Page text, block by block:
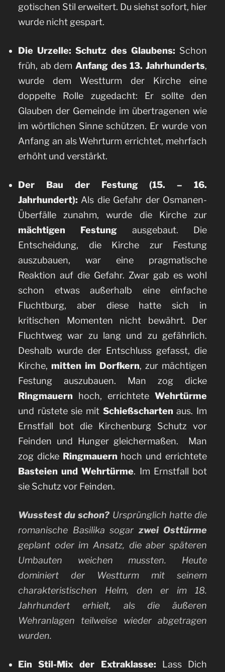
gotischen Stil erweitert. Du siehst sofort, hier
wurde nicht gespart.
Die Urzelle: Schutz des Glaubens: Schon
früh, ab dem Anfang des 13. Jahrhunderts,
wurde dem Westturm der Kirche eine
doppelte Rolle zugedacht: Er sollte den
Glauben der Gemeinde im übertragenen wie
im wörtlichen Sinne schützen. Er wurde von
Anfang an als Wehrturm errichtet, mehrfach
erhöht und verstärkt.
Der Bau der Festung (15. – 16.
Jahrhundert): Als die Gefahr der Osmanen-
Überfälle zunahm, wurde die Kirche zur
mächtigen Festung ausgebaut. Die
Entscheidung, die Kirche zur Festung
auszubauen, war eine pragmatische
Reaktion auf die Gefahr. Zwar gab es wohl
schon etwas außerhalb eine einfache
Fluchtburg, aber diese hatte sich in
kritischen Momenten nicht bewährt. Der
Fluchtweg war zu lang und zu gefährlich.
Deshalb wurde der Entschluss gefasst, die
Kirche, mitten im Dorfkern, zur mächtigen
Festung auszubauen. Man zog dicke
Ringmauern hoch, errichtete Wehrtürme
und rüstete sie mit Schießscharten aus. Im
Ernstfall bot die Kirchenburg Schutz vor
Feinden und Hunger gleichermaßen. Man
zog dicke Ringmauern hoch und errichtete
Basteien und Wehrtürme. Im Ernstfall bot
sie Schutz vor Feinden.
Wusstest du schon? Ursprünglich hatte die
romanische Basilika sogar zwei Osttürme
geplant oder im Ansatz, die aber späteren
Umbauten weichen mussten. Heute
dominiert der Westturm mit seinem
charakteristischen Helm, den er im 18.
Jahrhundert erhielt, als die äußeren
Wehranlagen teilweise wieder abgetragen
wurden.
Ein Stil-Mix der Extraklasse: Lass Dich